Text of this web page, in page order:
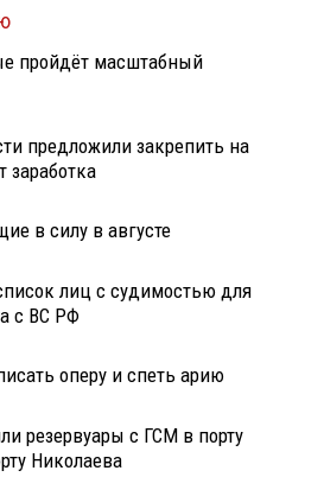
пройдёт масштабный
предложили закрепить на
заработка
в силу в августе
лиц с судимостью для
с ВС РФ
оперу и спеть арию
резервуары с ГСМ в порту
Николаева